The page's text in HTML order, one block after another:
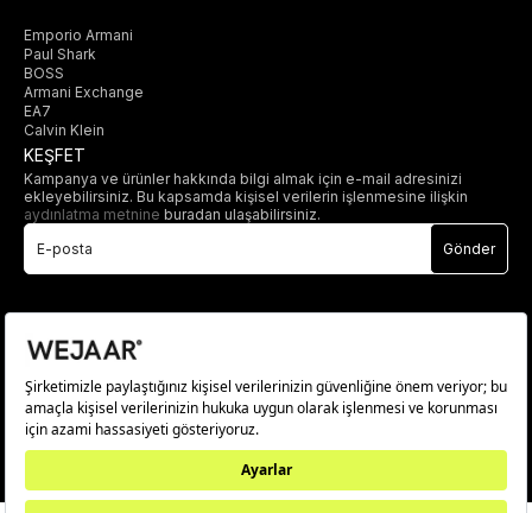
Emporio Armani
Paul Shark
BOSS
Armani Exchange
EA7
Calvin Klein
KEŞFET
Kampanya ve ürünler hakkında bilgi almak için e-mail adresinizi
ekleyebilirsiniz. Bu kapsamda kişisel verilerin işlenmesine ilişkin
aydınlatma metnine buradan ulaşabilirsiniz.
Gönder
© 2025 wejaar.com.tr. tüm hakları saklıdır.